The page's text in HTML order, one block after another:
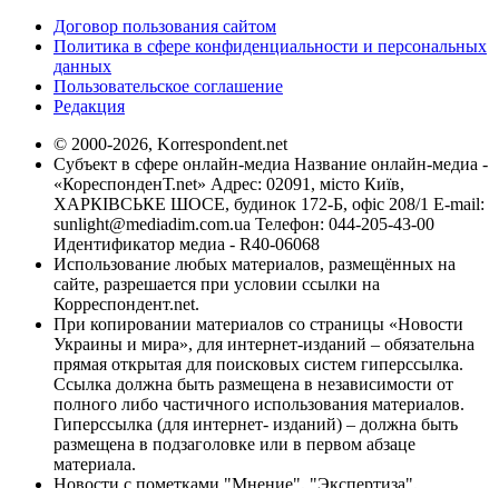
Договор пользования сайтом
Политика в сфере конфиденциальности и персональных
данных
Пользовательское соглашение
Редакция
© 2000-2026, Korrespondent.net
Субъект в сфере онлайн-медиа Название онлайн-медиа -
«КореспонденТ.net» Адрес: 02091, місто Київ,
ХАРКІВСЬКЕ ШОСЕ, будинок 172-Б, офіс 208/1 E-mail:
sunlight@mediadim.com.ua Телефон: 044-205-43-00
Идентификатор медиа - R40-06068
Использование любых материалов, размещённых на
сайте, разрешается при условии ссылки на
Корреспондент.net.
При копировании материалов со страницы «Новости
Украины и мира», для интернет-изданий – обязательна
прямая открытая для поисковых систем гиперссылка.
Ссылка должна быть размещена в независимости от
полного либо частичного использования материалов.
Гиперссылка (для интернет- изданий) – должна быть
размещена в подзаголовке или в первом абзаце
материала.